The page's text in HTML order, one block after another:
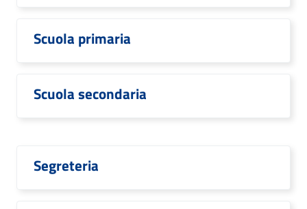
Scuola primaria
Scuola secondaria
Segreteria